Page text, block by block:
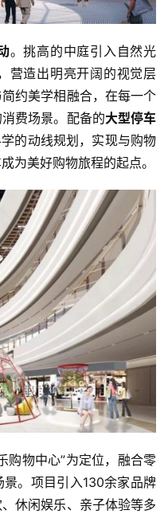
。挑高的中庭引入自然光
营造出明亮开阔的视觉层
约美学相融合，在每一个
消费场景。配备的大型停车
的动线规划，实现与购物
为美好购物旅程的起点。
购物中心”为定位，融合零
。项目引入130余家品牌
休闲娱乐、亲子体验等多